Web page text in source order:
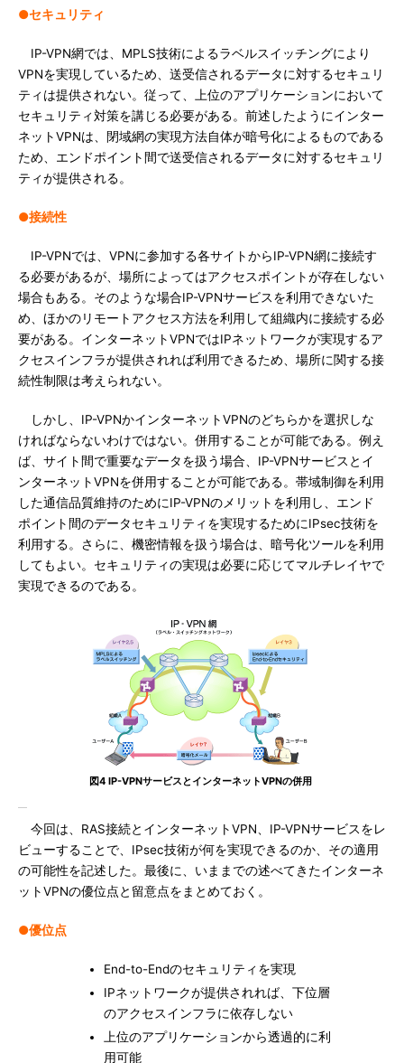
●セキュリティ
IP-VPN網では、MPLS技術によるラベルスイッチングにより
VPNを実現しているため、送受信されるデータに対するセキュリ
ティは提供されない。従って、上位のアプリケーションにおいて
セキュリティ対策を講じる必要がある。前述したようにインター
ネットVPNは、閉域網の実現方法自体が暗号化によるものである
ため、エンドポイント間で送受信されるデータに対するセキュリ
ティが提供される。
●接続性
IP-VPNでは、VPNに参加する各サイトからIP-VPN網に接続す
る必要があるが、場所によってはアクセスポイントが存在しない
場合もある。そのような場合IP-VPNサービスを利用できないた
め、ほかのリモートアクセス方法を利用して組織内に接続する必
要がある。インターネットVPNではIPネットワークが実現するア
クセスインフラが提供されれば利用できるため、場所に関する接
続性制限は考えられない。
しかし、IP-VPNかインターネットVPNのどちらかを選択しな
ければならないわけではない。併用することが可能である。例え
ば、サイト間で重要なデータを扱う場合、IP-VPNサービスとイ
ンターネットVPNを併用することが可能である。帯域制御を利用
した通信品質維持のためにIP-VPNのメリットを利用し、エンド
ポイント間のデータセキュリティを実現するためにIPsec技術を
利用する。さらに、機密情報を扱う場合は、暗号化ツールを利用
してもよい。セキュリティの実現は必要に応じてマルチレイヤで
実現できるのである。
図4 IP-VPNサービスとインターネットVPNの併用
今回は、RAS接続とインターネットVPN、IP-VPNサービスをレ
ビューすることで、IPsec技術が何を実現できるのか、その適用
の可能性を記述した。最後に、いままでの述べてきたインターネ
ットVPNの優位点と留意点をまとめておく。
●優位点
End-to-Endのセキュリティを実現
IPネットワークが提供されれば、下位層
のアクセスインフラに依存しない
上位のアプリケーションから透過的に利
用可能